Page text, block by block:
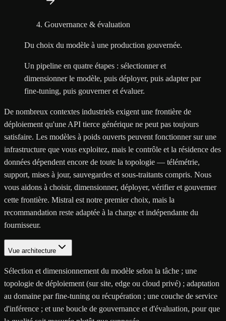
Gouvernance & évaluation
Du choix du modèle à une production gouvernée.
Un pipeline en quatre étapes : sélectionner et
dimensionner le modèle, puis déployer, puis adapter par
fine-tuning, puis gouverner et évaluer.
De nombreux contextes industriels exigent une frontière de
déploiement qu'une API tierce générique ne peut pas toujours
satisfaire. Les modèles à poids ouverts peuvent fonctionner sur une
infrastructure que vous exploitez, mais le contrôle et la résidence des
données dépendent encore de toute la topologie — télémétrie,
support, mises à jour, sauvegardes et sous-traitants compris. Nous
vous aidons à choisir, dimensionner, déployer, vérifier et gouverner
cette frontière. Mistral est notre premier choix, mais la
recommandation reste adaptée à la charge et indépendante du
fournisseur.
Vue architecture
Sélection et dimensionnement du modèle selon la tâche ; une
topologie de déploiement (sur site, edge ou cloud privé) ; adaptation
au domaine par fine-tuning ou récupération ; une couche de service
d'inférence ; et une boucle de gouvernance et d'évaluation, pour que